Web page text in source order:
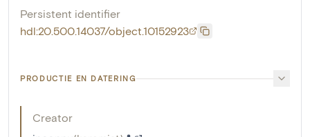
Persistent identifier
hdl:20.500.14037/object.10152923
PRODUCTIE EN DATERING
Creator